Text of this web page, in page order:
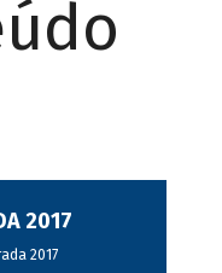
2017
2017